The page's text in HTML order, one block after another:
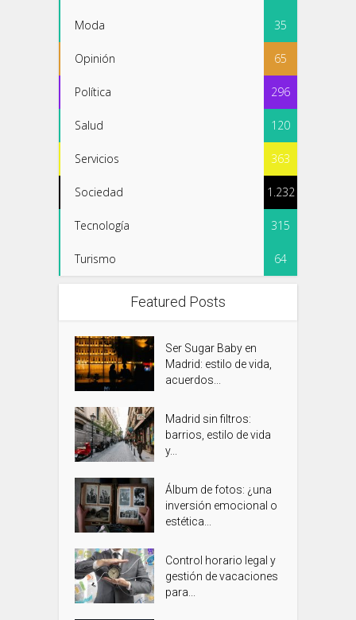
Moda 35
Opinión 65
Política 296
Salud 120
Servicios 363
Sociedad 1.232
Tecnología 315
Turismo 64
Featured Posts
Ser Sugar Baby en
Madrid: estilo de vida,
acuerdos...
Madrid sin filtros:
barrios, estilo de vida
y...
Álbum de fotos: ¿una
inversión emocional o
estética...
Control horario legal y
gestión de vacaciones
para...